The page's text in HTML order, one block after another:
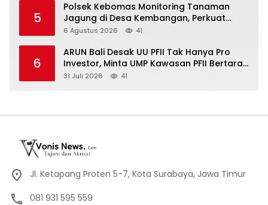
5
Polsek Kebomas Monitoring Tanaman
Jagung di Desa Kembangan, Perkuat
Dukungan Ketahanan Pangan Nasional
6 Agustus 2026 41
6
ARUN Bali Desak UU PFII Tak Hanya Pro
Investor, Minta UMP Kawasan PFII Bertaraf
Internasional
31 Juli 2026 41
Jl. Ketapang Proten 5-7, Kota Surabaya, Jawa Timur
081 931 595 559